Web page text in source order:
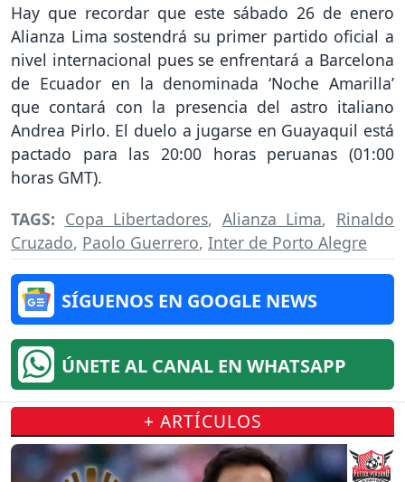
Hay que recordar que este sábado 26 de enero
Alianza Lima sostendrá su primer partido oficial a
nivel internacional pues se enfrentará a Barcelona
de Ecuador en la denominada ‘Noche Amarilla’
que contará con la presencia del astro italiano
Andrea Pirlo. El duelo a jugarse en Guayaquil está
pactado para las 20:00 horas peruanas (01:00
horas GMT).
TAGS: Copa Libertadores, Alianza Lima, Rinaldo
Cruzado, Paolo Guerrero, Inter de Porto Alegre
SÍGUENOS EN GOOGLE NEWS
ÚNETE AL CANAL EN WHATSAPP
+ ARTÍCULOS